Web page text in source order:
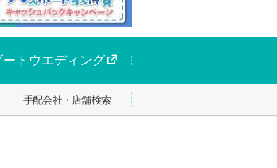
ートウエディング
手配会社・店舗検索